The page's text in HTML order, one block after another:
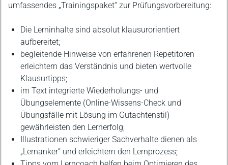
umfassendes „Trainingspaket“ zur Prüfungsvorbereitung:
Die Lerninhalte sind absolut klausurorientiert
aufbereitet;
begleitende Hinweise von erfahrenen Repetitoren
erleichtern das Verständnis und bieten wertvolle
Klausurtipps;
im Text integrierte Wiederholungs- und
Übungselemente (Online-Wissens-Check und
Übungsfälle mit Lösung im Gutachtenstil)
gewährleisten den Lernerfolg;
Illustrationen schwieriger Sachverhalte dienen als
„Lernanker“ und erleichtern den Lernprozess;